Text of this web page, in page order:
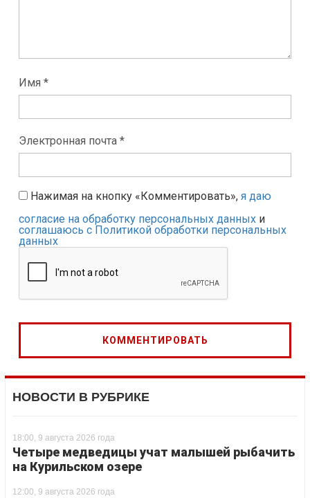
Имя *
Электронная почта *
Нажимая на кнопку «Комментировать», я даю
согласие на обработку персональных данных и
соглашаюсь с Политикой обработки персональных
данных
НОВОСТИ В РУБРИКЕ
18:00, 9 августа 2026 года
Четыре медведицы учат малышей рыбачить
на Курильском озере
12:00, 9 августа 2026 года